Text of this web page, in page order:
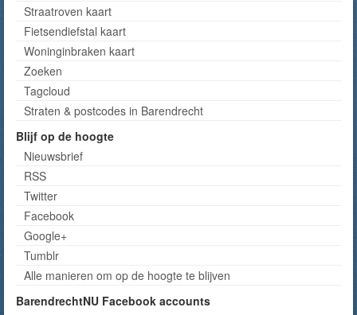
Straatroven kaart
Fietsendiefstal kaart
Woninginbraken kaart
Zoeken
Tagcloud
Straten & postcodes in Barendrecht
Blijf op de hoogte
Nieuwsbrief
RSS
Twitter
Facebook
Google+
Tumblr
Alle manieren om op de hoogte te blijven
BarendrechtNU Facebook accounts